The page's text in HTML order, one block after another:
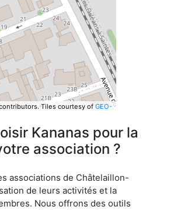
Tiles courtesy of GEO-
Kananas pour la
association ?
associations de Châtelaillon-
de leurs activités et la
Nous offrons des outils